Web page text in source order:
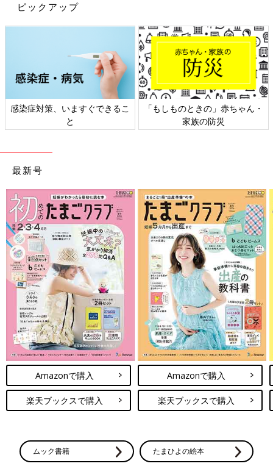
ピックアップ
感染症対策、いますぐできるこ
と
「もしものときの」赤ちゃん・
家族の防災
最新号
Amazonで購入
楽天ブックスで購入
Amazonで購入
楽天ブックスで購入
ムック書籍 たまひよの絵本